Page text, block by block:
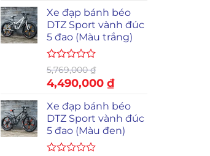
5
sao
là:
5,769,000 ₫.
tại
là:
4,490,000 ₫.
Xe đạp bánh béo
DTZ Sport vành đúc
5 đao (Màu trắng)
Được
xếp
hạng
5
sao
5,769,000₫
Giá
là:
5,769,000 ₫.
4,490,000 ₫Giá
tại
là:
4,490,000 ₫.
Xe đạp bánh béo
DTZ Sport vành đúc
5 đao (Màu đen)